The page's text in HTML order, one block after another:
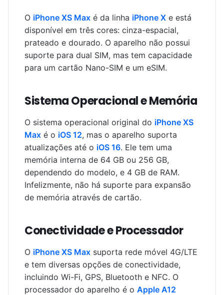
O iPhone XS Max é da linha iPhone X e está
disponível em três cores: cinza-espacial,
prateado e dourado. O aparelho não possui
suporte para dual SIM, mas tem capacidade
para um cartão Nano-SIM e um eSIM.
Sistema Operacional e Memória
O sistema operacional original do iPhone XS
Max é o iOS 12, mas o aparelho suporta
atualizações até o iOS 16. Ele tem uma
memória interna de 64 GB ou 256 GB,
dependendo do modelo, e 4 GB de RAM.
Infelizmente, não há suporte para expansão
de memória através de cartão.
Conectividade e Processador
O iPhone XS Max suporta rede móvel 4G/LTE
e tem diversas opções de conectividade,
incluindo Wi-Fi, GPS, Bluetooth e NFC. O
processador do aparelho é o Apple A12